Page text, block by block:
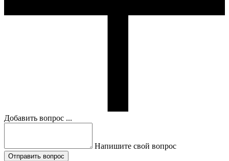
Добавить вопрос ...
Напишите свой вопрос
Отправить вопрос